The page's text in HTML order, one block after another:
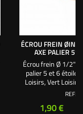
ÉCROU FREIN
AXE PALIER 5*
Écrou frein Ø 1/2" :
palier 5 et 6
Loisirs, Vert
autoportée. CetREF:
Prix
1,90 €